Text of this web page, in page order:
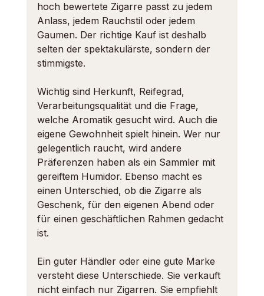
hoch bewertete Zigarre passt zu jedem
Anlass, jedem Rauchstil oder jedem
Gaumen. Der richtige Kauf ist deshalb
selten der spektakulärste, sondern der
stimmigste.
Wichtig sind Herkunft, Reifegrad,
Verarbeitungsqualität und die Frage,
welche Aromatik gesucht wird. Auch die
eigene Gewohnheit spielt hinein. Wer nur
gelegentlich raucht, wird andere
Präferenzen haben als ein Sammler mit
gereiftem Humidor. Ebenso macht es
einen Unterschied, ob die Zigarre als
Geschenk, für den eigenen Abend oder
für einen geschäftlichen Rahmen gedacht
ist.
Ein guter Händler oder eine gute Marke
versteht diese Unterschiede. Sie verkauft
nicht einfach nur Zigarren. Sie empfiehlt